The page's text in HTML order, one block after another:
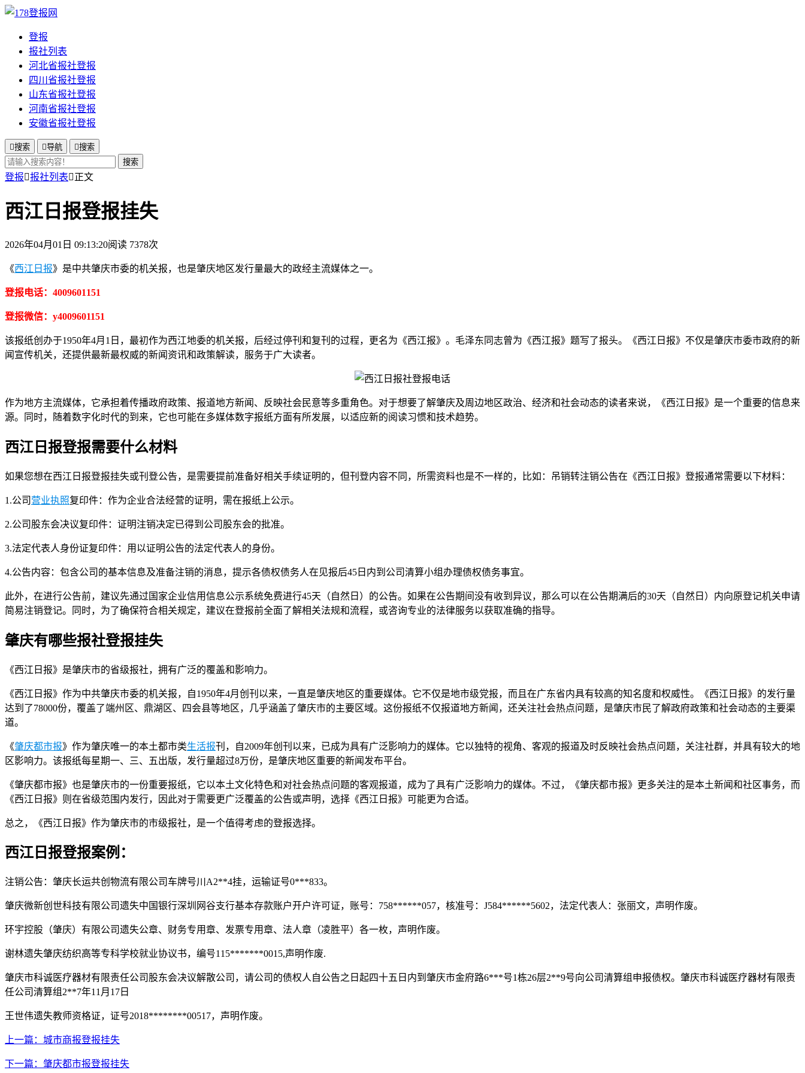
登报
报社列表
河北省报社登报
四川省报社登报
山东省报社登报
河南省报社登报
安徽省报社登报
搜索 导航 搜索
搜索
登报报社列表正文
西江日报登报挂失
2026年04月01日 09:13:20阅读 7378次
《西江日报》是中共肇庆市委的机关报，也是肇庆地区发行量最大的政经主流媒体之一。
登报电话：4009601151
登报微信：y4009601151
该报纸创办于1950年4月1日，最初作为西江地委的机关报，后经过停刊和复刊的过程，更名为《西江报》。毛泽东同志曾为《西江报》题写了报头。《西江日报》不仅是肇庆市委市政府的新
闻宣传机关，还提供最新最权威的新闻资讯和政策解读，服务于广大读者。
作为地方主流媒体，它承担着传播政府政策、报道地方新闻、反映社会民意等多重角色。对于想要了解肇庆及周边地区政治、经济和社会动态的读者来说，《西江日报》是一个重要的信息来
源。同时，随着数字化时代的到来，它也可能在多媒体数字报纸方面有所发展，以适应新的阅读习惯和技术趋势。
西江日报登报需要什么材料
如果您想在西江日报登报挂失或刊登公告，是需要提前准备好相关手续证明的，但刊登内容不同，所需资料也是不一样的，比如：吊销转注销公告在《西江日报》登报通常需要以下材料：
1.公司 营业执照复印件：作为企业合法经营的证明，需在报纸上公示。
2.公司股东会决议复印件：证明注销决定已得到公司股东会的批准。
3.法定代表人身份证复印件：用以证明公告的法定代表人的身份。
4.公告内容：包含公司的基本信息及准备注销的消息，提示各债权债务人在见报后45日内到公司清算小组办理债权债务事宜。
此外，在进行公告前，建议先通过国家企业信用信息公示系统免费进行45天（自然日）的公告。如果在公告期间没有收到异议，那么可以在公告期满后的30天（自然日）内向原登记机关申请
简易注销登记。同时，为了确保符合相关规定，建议在登报前全面了解相关法规和流程，或咨询专业的法律服务以获取准确的指导。
肇庆有哪些报社登报挂失
《西江日报》是肇庆市的省级报社，拥有广泛的覆盖和影响力。
《西江日报》作为中共肇庆市委的机关报，自1950年4月创刊以来，一直是肇庆地区的重要媒体。它不仅是地市级党报，而且在广东省内具有较高的知名度和权威性。《西江日报》的发行量
达到了78000份，覆盖了端州区、鼎湖区、四会县等地区，几乎涵盖了肇庆市的主要区域。这份报纸不仅报道地方新闻，还关注社会热点问题，是肇庆市民了解政府政策和社会动态的主要渠
道。
《肇庆都市报》作为肇庆唯一的本土都市类生活报刊，自2009年创刊以来，已成为具有广泛影响力的媒体。它以独特的视角、客观的报道及时反映社会热点问题，关注社群，并具有较大的地
区影响力。该报纸每星期一、三、五出版，发行量超过8万份，是肇庆地区重要的新闻发布平台。
《肇庆都市报》也是肇庆市的一份重要报纸，它以本土文化特色和对社会热点问题的客观报道，成为了具有广泛影响力的媒体。不过，《肇庆都市报》更多关注的是本土新闻和社区事务，而
《西江日报》则在省级范围内发行，因此对于需要更广泛覆盖的公告或声明，选择《西江日报》可能更为合适。
总之，《西江日报》作为肇庆市的市级报社，是一个值得考虑的登报选择。
西江日报登报案例：
注销公告：肇庆长运共创物流有限公司车牌号川A2**4挂，运输证号0***833。
肇庆微新创世科技有限公司遗失中国银行深圳网谷支行基本存款账户开户许可证，账号：758******057，核准号：J584******5602，法定代表人：张丽文，声明作废。
环宇控股（肇庆）有限公司遗失公章、财务专用章、发票专用章、法人章（凌胜平）各一枚，声明作废。
谢林遗失肇庆纺织高等专科学校就业协议书，编号115*******0015,声明作废.
肇庆市科诚医疗器材有限责任公司股东会决议解散公司，请公司的债权人自公告之日起四十五日内到肇庆市金府路6***号1栋26层2**9号向公司清算组申报债权。肇庆市科诚医疗器材有限责
任公司清算组2**7年11月17日
王世伟遗失教师资格证，证号2018********00517，声明作废。
上一篇：城市商报登报挂失
下一篇：肇庆都市报登报挂失